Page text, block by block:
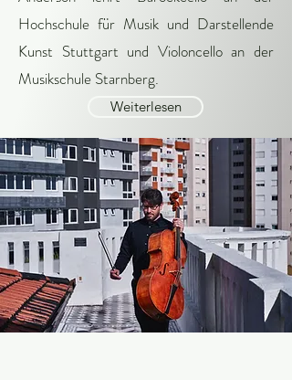
Hochschule für Musik und Darstellende
Kunst Stuttgart und Violoncello an der
Musikschule Starnberg.
Weiterlesen